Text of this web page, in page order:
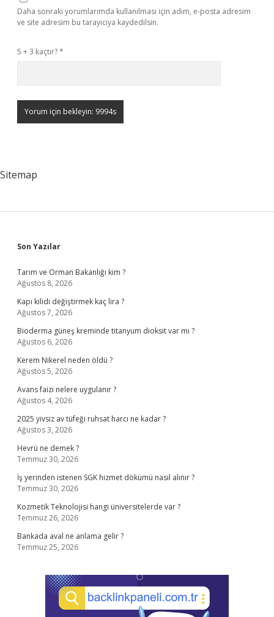
Daha sonraki yorumlarımda kullanılması için adım, e-posta adresim
ve site adresim bu tarayıcıya kaydedilsin.
5 + 3 kaçtır?*
Sitemap
Sidebar
Son Yazılar
Tarım ve Orman Bakanlığı kim ?
Ağustos 8, 2026
Kapı kilidi değiştirmek kaç lira ?
Ağustos 7, 2026
Bioderma güneş kreminde titanyum dioksit var mı ?
Ağustos 6, 2026
Kerem Nikerel neden öldü ?
Ağustos 5, 2026
Avans faizi nelere uygulanır ?
Ağustos 4, 2026
2025 yivsiz av tüfeği ruhsat harcı ne kadar ?
Ağustos 3, 2026
Hevrü ne demek ?
Temmuz 30, 2026
İş yerinden istenen SGK hizmet dökümü nasıl alınır ?
Temmuz 30, 2026
Kozmetik Teknolojisi hangi üniversitelerde var ?
Temmuz 26, 2026
Bankada aval ne anlama gelir ?
Temmuz 25, 2026